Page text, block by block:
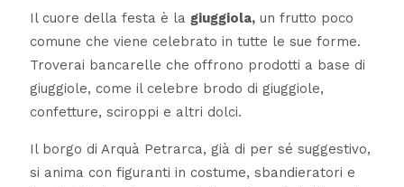
Il cuore della festa è la giuggiola,un frutto poco
comune che viene celebrato in tutte le sue forme.
Troverai bancarelle che offrono prodotti a base di
giuggiole, come il celebre brodo di giuggiole,
confetture, sciroppi e altri dolci.
Il borgo di Arquà Petrarca, già di per sé suggestivo,
si anima con figuranti in costume, sbandieratori e